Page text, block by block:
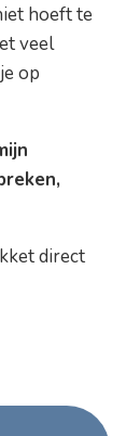
hoeft te
veel
op
direct